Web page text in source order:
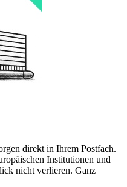
direkt in Ihrem Postfach.
Institutionen und
nicht verlieren. Ganz